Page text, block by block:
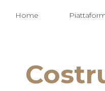
contenuto
Home